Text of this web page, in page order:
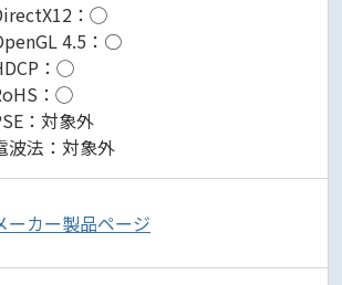
：◯
4.5：○
：◯
：◯
：対象外
波法：対象外
ーカー製品ページ